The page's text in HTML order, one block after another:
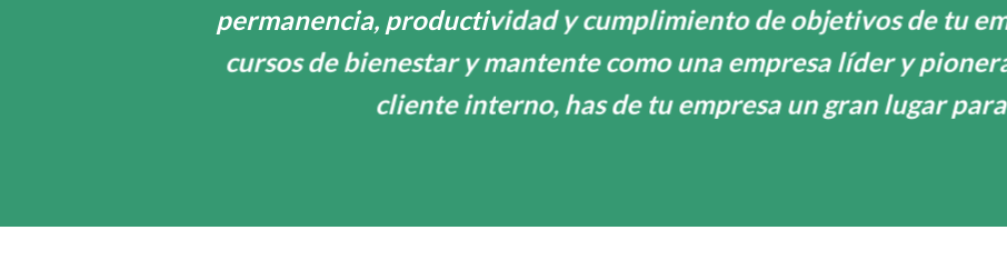
permanencia, productividad y cumplimiento de objetivos de tu
cursos de bienestar y mantente como una empresa líder y
cliente interno, has de tu empresa un gran lugar